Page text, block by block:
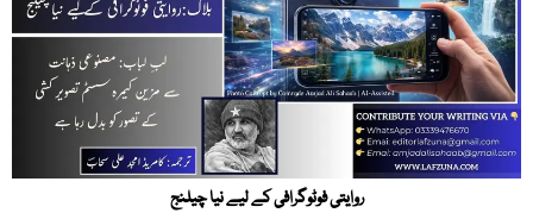
روایتی فوٹوگرافی کے لیے نیا چیلنج